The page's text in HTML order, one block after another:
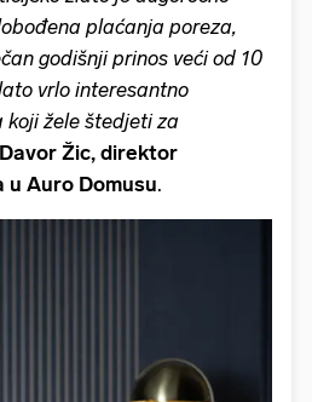
plaćanja poreza,
godišnji prinos veći od 10
vrlo interesantno
koji žele štedjeti za
Davor Žic, direktor
u Auro Domusu.